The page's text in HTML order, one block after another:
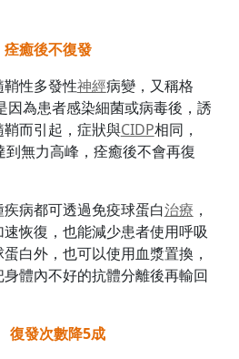
癒後不復發
性多發性神經病變，又稱格
因為患者感染細菌或病毒後，誘
鞘而引起，症狀與CIDP相同，
無力高峰，痊癒後不會再復
病都可透過免疫球蛋白治療 ，
恢復，也能減少患者使用呼吸
白外，也可以使用血漿置換，
體內不好的抗體分離後再輸回
發次數降5成